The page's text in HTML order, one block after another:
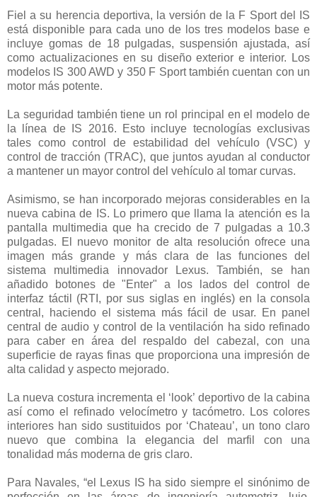
Fiel a su herencia deportiva, la versión de la F Sport del IS
está disponible para cada uno de los tres modelos base e
incluye gomas de 18 pulgadas, suspensión ajustada, así
como actualizaciones en su diseño exterior e interior. Los
modelos IS 300 AWD y 350 F Sport también cuentan con un
motor más potente.
La seguridad también tiene un rol principal en el modelo de
la línea de IS 2016. Esto incluye tecnologías exclusivas
tales como control de estabilidad del vehículo (VSC) y
control de tracción (TRAC), que juntos ayudan al conductor
a mantener un mayor control del vehículo al tomar curvas.
Asimismo, se han incorporado mejoras considerables en la
nueva cabina de IS. Lo primero que llama la atención es la
pantalla multimedia que ha crecido de 7 pulgadas a 10.3
pulgadas. El nuevo monitor de alta resolución ofrece una
imagen más grande y más clara de las funciones del
sistema multimedia innovador Lexus. También, se han
añadido botones de "Enter" a los lados del control de
interfaz táctil (RTI, por sus siglas en inglés) en la consola
central, haciendo el sistema más fácil de usar. En panel
central de audio y control de la ventilación ha sido refinado
para caber en área del respaldo del cabezal, con una
superficie de rayas finas que proporciona una impresión de
alta calidad y aspecto mejorado.
La nueva costura incrementa el ‘look’ deportivo de la cabina
así como el refinado velocímetro y tacómetro. Los colores
interiores han sido sustituidos por ‘Chateau’, un tono claro
nuevo que combina la elegancia del marfil con una
tonalidad más moderna de gris claro.
Para Navales, “el Lexus IS ha sido siempre el sinónimo de